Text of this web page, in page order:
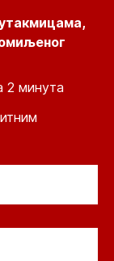
2 минута